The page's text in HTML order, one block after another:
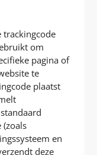
trackingcode
om
pagina of
te
plaatst
en
deze